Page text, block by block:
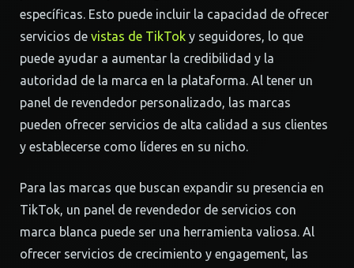
específicas. Esto puede incluir la capacidad de ofrecer
servicios de vistas de TikTok y seguidores, lo que
puede ayudar a aumentar la credibilidad y la
autoridad de la marca en la plataforma. Al tener un
panel de revendedor personalizado, las marcas
pueden ofrecer servicios de alta calidad a sus clientes
y establecerse como líderes en su nicho.
Para las marcas que buscan expandir su presencia en
TikTok, un panel de revendedor de servicios con
marca blanca puede ser una herramienta valiosa. Al
ofrecer servicios de crecimiento y engagement, las